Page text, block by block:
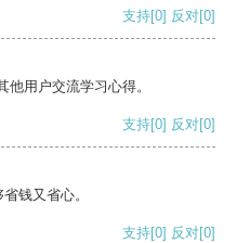
支持[0] 反对[0]
用户交流学习心得。
支持[0] 反对[0]
钱又省心。
支持[0] 反对[0]